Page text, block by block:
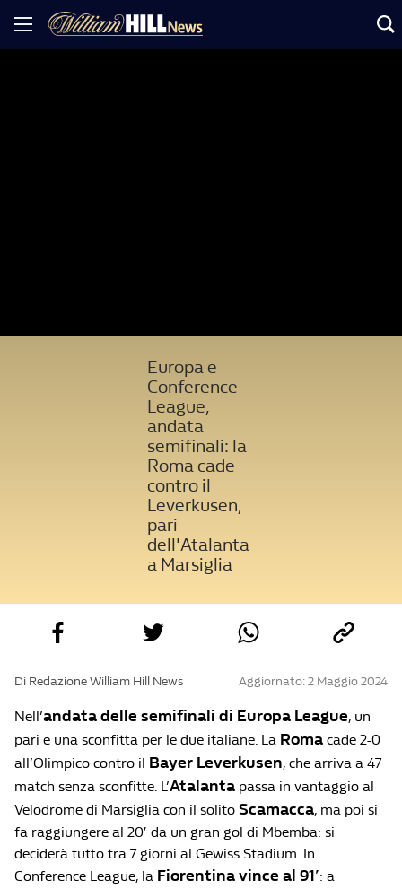
Europa e
Conference
League,
andata
semifinali: la
Roma cade
contro il
Leverkusen,
pari
dell'Atalanta
a Marsiglia
Di Redazione William Hill News Aggiornato: 2 Maggio 2024
Nell’andata delle semifinali di Europa League, un
pari e una sconfitta per le due italiane. La Roma cade 2-0
all’Olimpico contro il Bayer Leverkusen, che arriva a 47
match senza sconfitte. L’Atalanta passa in vantaggio al
Velodrome di Marsiglia con il solito Scamacca, ma poi si
fa raggiungere al 20′ da un gran gol di Mbemba: si
deciderà tutto tra 7 giorni al Gewiss Stadium. In
Conference League, la Fiorentina vince al 91′: a